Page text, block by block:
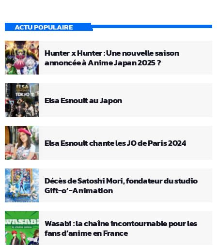
ACTU POPULAIRE
Hunter x Hunter : Une nouvelle saison
annoncée à Anime Japan 2025 ?
Elsa Esnoult au Japon
Elsa Esnoult chante les JO de Paris 2024
Décès de Satoshi Mori, fondateur du studio
Gift-o’-Animation
Wasabi : la chaîne incontournable pour les
fans d’anime en France